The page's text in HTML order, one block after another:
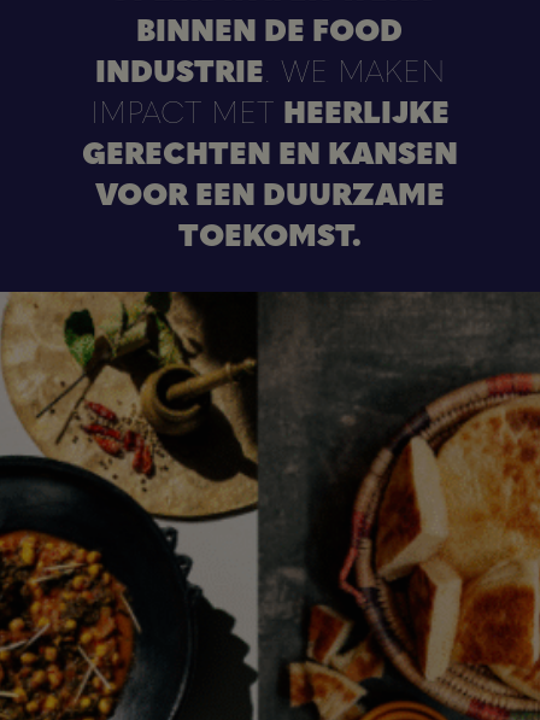
BINNEN DE FOOD
INDUSTRIE. WE MAKEN
IMPACT MET
HEERLIJKE
GERECHTEN EN KANSEN
VOOR EEN DUURZAME
TOEKOMST.